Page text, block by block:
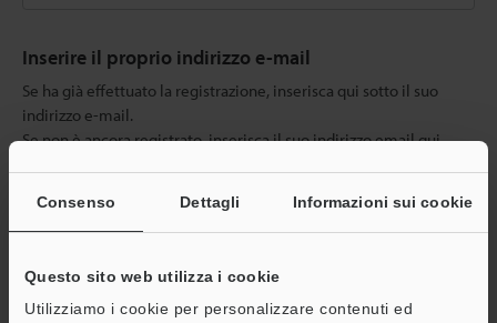
Consenso Dettagli Informazioni sui cookie
Questo sito web utilizza i cookie
Utilizziamo i cookie per personalizzare contenuti ed
Inserire il proprio indirizzo e-mail
Se ha già effettuato la registrazione, inserisca qui sotto il suo
indirizzo e-mail.
Se non è ancora registrato, inserisca il suo indirizzo email qui
(obbligatorio)